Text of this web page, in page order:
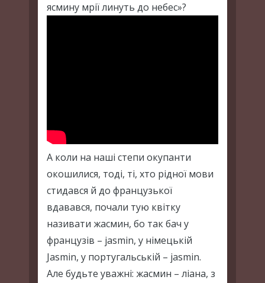
ясмину мрії линуть до небес»?
А коли на наші степи окупанти
окошилися, тоді, ті, хто рідної мови
стидався й до французької
вдавався, почали тую квітку
називати жасмин, бо так бач у
французів – jasmin, у німецькій
Jasmin, у португальській – jasmin.
Але будьте уважні: жасмин – ліана, з